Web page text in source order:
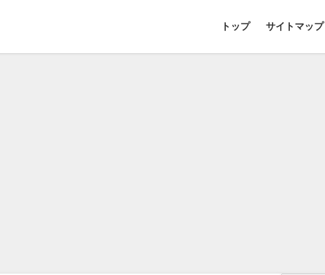
トップ サイトマップ